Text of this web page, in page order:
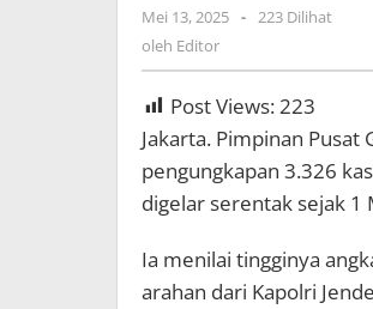
Mei 13, 2025 oleh
- 223 Dilihat
oleh Editor
Post Views:223
Jakarta. Pimpinan Pusat
pengungkapan 3.326
digelar serentak sejak 1
Ia menilai tingginya
arahan dari Kapolri